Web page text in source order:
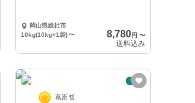
岡山県総社市
10kg(10kg×1袋)〜 8,780円 〜
送料込み
予約
葛原 哲